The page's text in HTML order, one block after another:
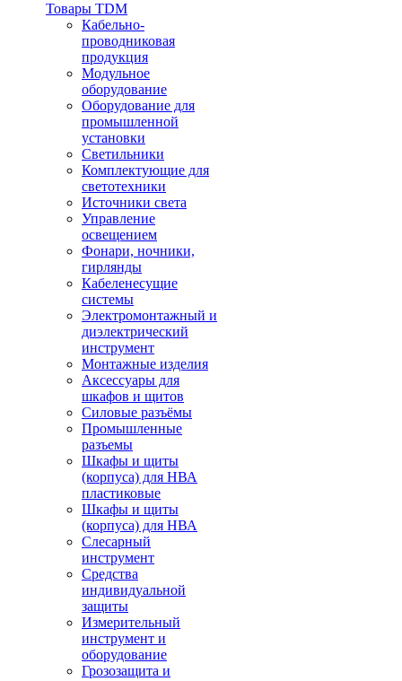
Товары TDM
Кабельно-
проводниковая
продукция
Модульное
оборудование
Оборудование для
промышленной
установки
Светильники
Комплектующие для
светотехники
Источники света
Управление
освещением
Фонари, ночники,
гирлянды
Кабеленесущие
системы
Электромонтажный и
диэлектрический
инструмент
Монтажные изделия
Аксессуары для
шкафов и щитов
Силовые разъёмы
Промышленные
разъемы
Шкафы и щиты
(корпуса) для НВА
пластиковые
Шкафы и щиты
(корпуса) для НВА
Слесарный
инструмент
Средства
индивидуальной
защиты
Измерительный
инструмент и
оборудование
Грозозащита и